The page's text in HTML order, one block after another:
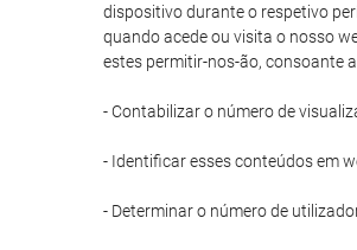
dispositivo durante o respetivo
quando acede ou visita o nosso
estes permitir-nos-ão, consoante
- Contabilizar o número de
- Identificar esses conteúdos em
- Determinar o número de